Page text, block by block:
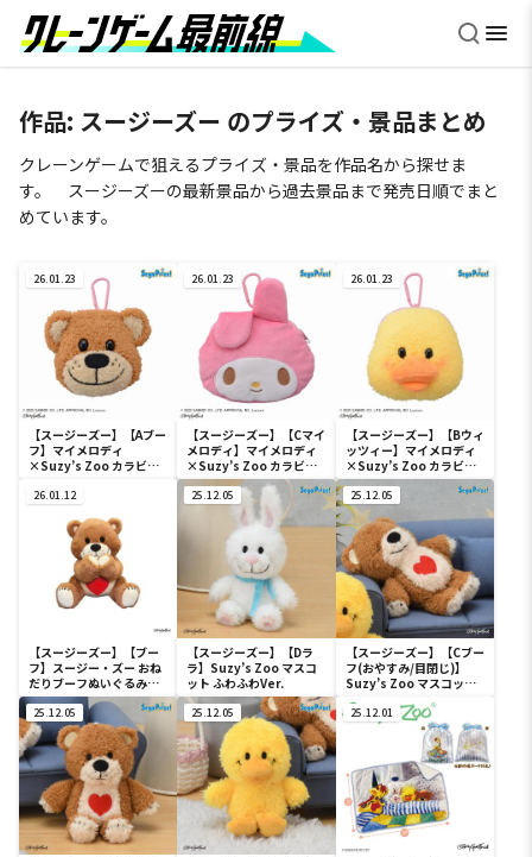
作品: スージーズー のプライズ・景品まとめ
クレーンゲームで狙えるプライズ・景品を作品名から探せま
す。 スージーズーの最新景品から過去景品まで発売日順でまと
めています。
26.01.23
【スージーズー】【Aブー
フ】マイメロディ
×Suzy’s Zoo カラビナ
26.01.23
【スージーズー】【Cマイ
メロディ】マイメロディ
×Suzy’s Zoo カラビナ
付フェイスポーチ（EX）
26.01.23
【スージーズー】【Bウィ
ッツィー】マイメロディ
×Suzy’s Zoo カラビナ
付フェイスポーチ（EX）
26.01.12
【スージーズー】【ブー
フ】スージー・ズー おね
だりブーフぬいぐるみ
BIG
25.12.05
【スージーズー】【Dラ
ラ】Suzy’s Zoo マスコ
ット ふわふわVer.
25.12.05
【スージーズー】【Cブー
フ(おやすみ/目閉じ)】
Suzy’s Zoo マスコット
ふわふわVer.
25.12.05 25.12.05 25.12.01